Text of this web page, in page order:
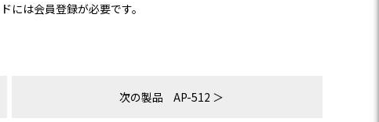
には会員登録が必要です。
次の製品 AP-512